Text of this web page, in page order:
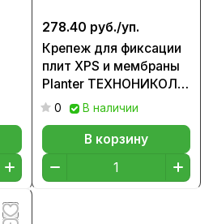
278.40 руб./уп.
Крепеж для фиксации
плит XPS и мембраны
Planter ТЕХНОНИКОЛЬ
№02
0 В наличии
В корзину